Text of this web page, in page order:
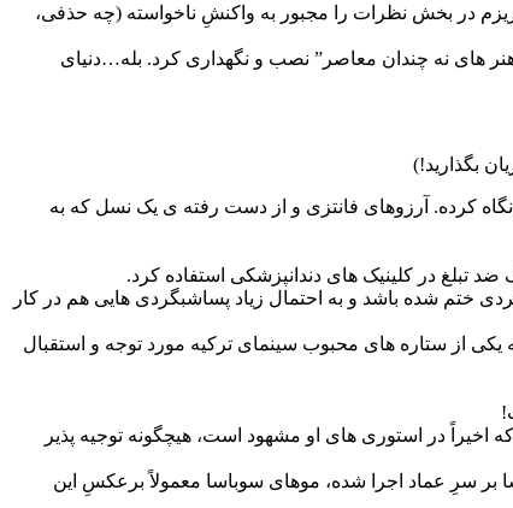
در بخش نظرات را مجبور به واکنشِ ناخواسته (چه حذفی،
های نه چندان معاصر” نصب و نگهداری کرد. بله…دنیای
بگذارید!)
کرده. آرزوهای فانتزی و از دست رفته ی یک نسل که به
تبلغ در کلینیک های دندانپزشکی استفاده کرد.
ختم شده باشد و به احتمال زیاد پساشبگردی هایی هم در کار
شباهت بی حد و حصرش به یکی از ستاره های محبوب سینمای ترکیه مورد توجه و استقبال
در استوری های او مشهود است، هیچگونه توجیه پذیر
سرِ عماد اجرا شده، موهای سوباسا معمولاً برعکسِ این